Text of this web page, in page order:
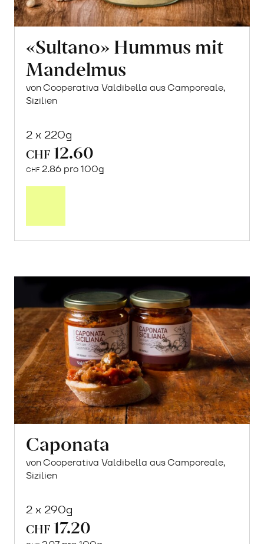
«Sultano» Hummus mit
Mandelmus
von Cooperativa Valdibella aus Camporeale,
Sizilien
2 x 220g
CHF 12.60
CHF 2.86 pro 100g
Caponata
von Cooperativa Valdibella aus Camporeale,
Sizilien
2 x 290g
CHF 17.20